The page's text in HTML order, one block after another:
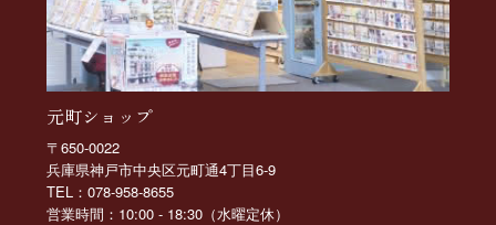
元町ショップ
〒650-0022
兵庫県神戸市中央区元町通4丁目6-9
TEL：078-958-8655
営業時間：10:00 - 18:30（水曜定休）